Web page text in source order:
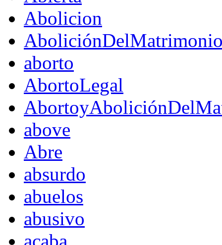
Abolicion
aborto
AbortoLegal
above
Abre
absurdo
abuelos
abusivo